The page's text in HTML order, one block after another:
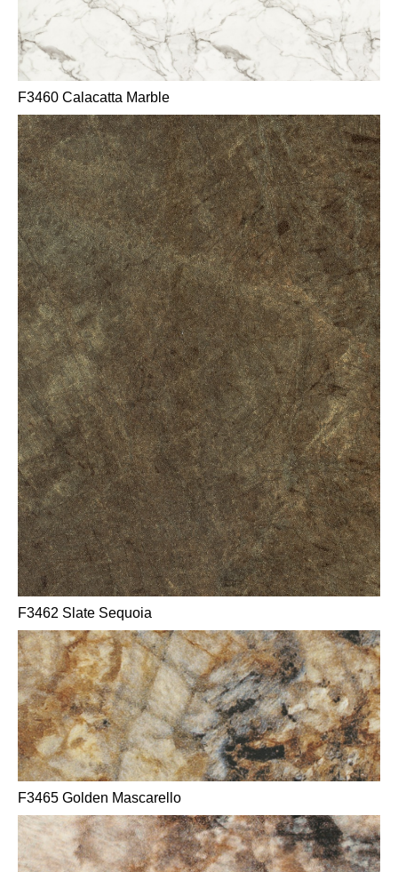
F3460 Calacatta Marble
F3462 Slate Sequoia
F3465 Golden Mascarello